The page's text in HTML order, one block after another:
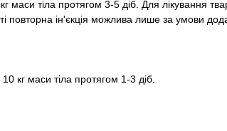
маси тіла протягом 3-5 діб. Для лікування
повторна ін'єкція можлива лише за умови
кг маси тіла протягом 1-3 діб.